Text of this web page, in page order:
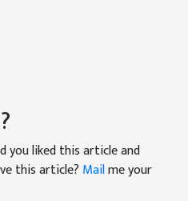
you liked this article and
this article? Mailme your